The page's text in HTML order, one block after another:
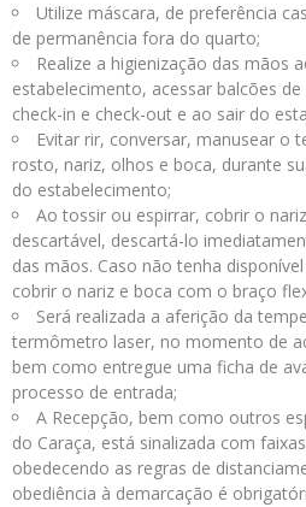
Utilize máscara, de preferência
de permanência fora do quarto;
Realize a higienização das mãos
estabelecimento, acessar balcões
check-in e check-out e ao sair do
Evitar rir, conversar, manusear o
rosto, nariz, olhos e boca, durante
do estabelecimento;
Ao tossir ou espirrar, cobrir o
descartável, descartá-lo
das mãos. Caso não tenha
cobrir o nariz e boca com o braço
Será realizada a aferição da
termômetro laser, no momento de
bem como entregue uma ficha de
processo de entrada;
A Recepção, bem como outros
do Caraça, está sinalizada com
obedecendo as regras de
obediência à demarcação é